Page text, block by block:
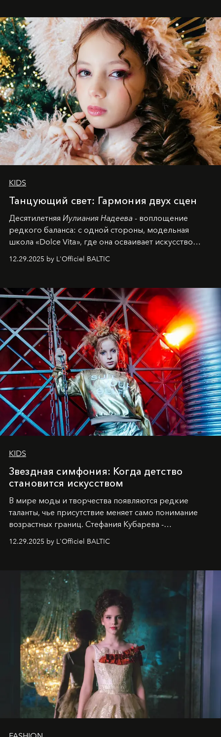
KIDS
Танцующий свет: Гармония двух сцен
Десятилетняя Иулиания Надеева - воплощение
редкого баланса: с одной стороны, модельная
школа «Dolce Vita», где она осваивает искусство
позы и образа, с другой - подготовительная
балетная студия при хореографическом училище,
танцевального пути за плечами.
12.29.2025 by L'Officiel BALTIC
KIDS
Звездная симфония: Когда детство
становится искусством
В мире моды и творчества появляются редкие
таланты, чье присутствие меняет само понимание
возрастных границ. Стефания Кубарева -
десятилетняя обладательница невероятной
харизмы, чье имя уже украшает обложки
2025
и LUXIA June 2025, представляет собой
уникальное явление современной культуры.
12.29.2025 by L'Officiel BALTIC